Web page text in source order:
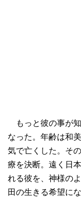
もっと彼の事が
なった。年齢は和
気で亡くした。そ
療を決断。遠く日
れる彼を、神様の
田の生きる希望にな